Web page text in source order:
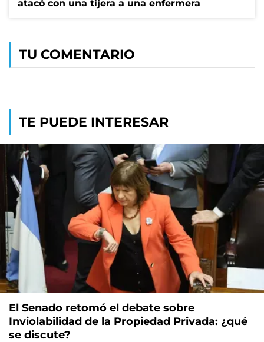
atacó con una tijera a una enfermera
TU COMENTARIO
TE PUEDE INTERESAR
El Senado retomó el debate sobre
Inviolabilidad de la Propiedad Privada: ¿qué
se discute?